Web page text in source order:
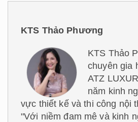
KTS Thảo Phương
KTS Thảo
chuyên gia
ATZ
năm kinh
vực thiết kế và thi công nội
"Với niềm đam mê và kinh